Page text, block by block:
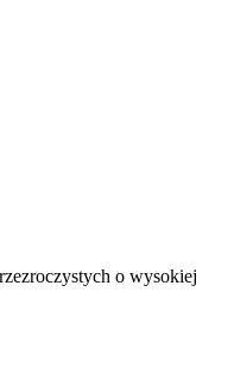
o wysokiej